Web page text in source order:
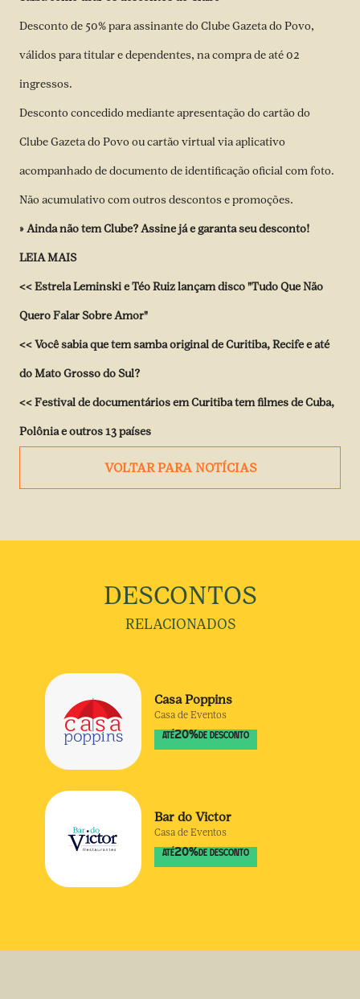
Desconto de 50% para assinante do Clube Gazeta do Povo,
válidos para titular e dependentes, na compra de até 02
ingressos.
Desconto concedido mediante apresentação do cartão do
Clube Gazeta do Povo ou cartão virtual via aplicativo
acompanhado de documento de identificação oficial com foto.
Não acumulativo com outros descontos e promoções.
» Ainda não tem Clube? Assine já e garanta seu desconto!
LEIA MAIS
<<Estrela Leminski e Téo Ruiz lançam disco "Tudo Que Não
Quero Falar Sobre Amor"
<<Você sabia que tem samba original de Curitiba, Recife e até
do Mato Grosso do Sul?
<<Festival de documentários em Curitiba tem filmes de Cuba,
Polônia e outros 13 países
VOLTAR PARA NOTÍCIAS
DESCONTOS
RELACIONADOS
Casa Poppins
Casa de Eventos
ATÉ20% DE DESCONTO
Bar do Victor
Casa de Eventos
ATÉ20% DE DESCONTO